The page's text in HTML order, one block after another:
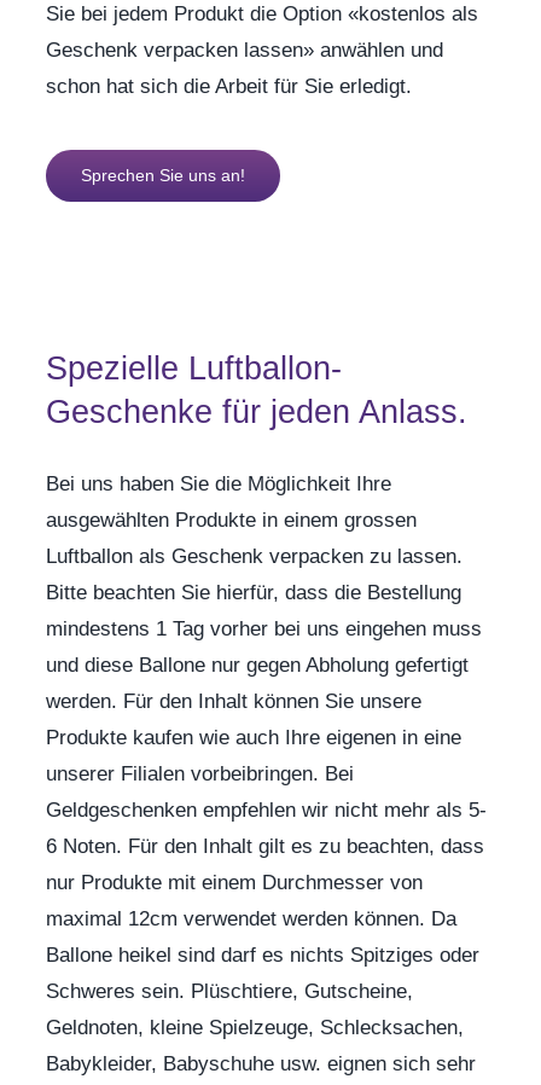
Sie bei jedem Produkt die Option «kostenlos als
Geschenk verpacken lassen» anwählen und
schon hat sich die Arbeit für Sie erledigt.
Sprechen Sie uns an!
Spezielle Luftballon-
Geschenke für jeden Anlass.
Bei uns haben Sie die Möglichkeit Ihre
ausgewählten Produkte in einem grossen
Luftballon als Geschenk verpacken zu lassen.
Bitte beachten Sie hierfür, dass die Bestellung
mindestens 1 Tag vorher bei uns eingehen muss
und diese Ballone nur gegen Abholung gefertigt
werden. Für den Inhalt können Sie unsere
Produkte kaufen wie auch Ihre eigenen in eine
unserer Filialen vorbeibringen. Bei
Geldgeschenken empfehlen wir nicht mehr als 5-
6 Noten. Für den Inhalt gilt es zu beachten, dass
nur Produkte mit einem Durchmesser von
maximal 12cm verwendet werden können. Da
Ballone heikel sind darf es nichts Spitziges oder
Schweres sein. Plüschtiere, Gutscheine,
Geldnoten, kleine Spielzeuge, Schlecksachen,
Babykleider, Babyschuhe usw. eignen sich sehr